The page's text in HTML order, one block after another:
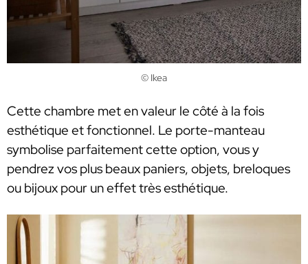
© Ikea
Cette chambre met en valeur le côté à la fois
esthétique et fonctionnel. Le porte-manteau
symbolise parfaitement cette option, vous y
pendrez vos plus beaux paniers, objets, breloques
ou bijoux pour un effet très esthétique.